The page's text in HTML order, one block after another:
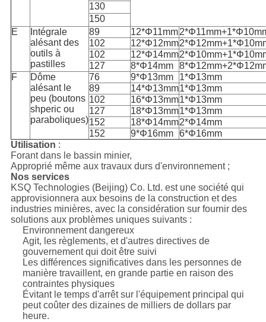
130
150
E
Intégrale
alésant des
outils à
pastilles
89 12*Φ11mm
102
12*Φ12mm
102
12*Φ14mm
127
8*Φ14mm
F
Dôme
alésant le
peu (boutons
shperic ou
paraboliques)
76 9*Φ13mm
1*Φ13mm
89
14*Φ13mm1*Φ13mm
102
16*Φ13mm1*Φ13mm
127
18*Φ13mm1*Φ13mm
152
18*Φ14mm2*Φ14mm
152
9*Φ16mm 6*Φ16mm
Utilisation :
Forant dans le bassin minier,
Approprié même aux travaux durs d'environnement ;
Nos services
KSQ Technologies (Beijing) Co. Ltd. est une société qui
approvisionnera aux besoins de la construction et des
industries minières, avec la considération sur fournir des
solutions aux problèmes uniques suivants :
Environnement dangereux
Agit, les règlements, et d'autres directives de
gouvernement qui doit être suivi
Les différences significatives dans les personnes de
manière travaillent, en grande partie en raison des
contraintes physiques
Évitant le temps d'arrêt sur l'équipement principal qui
peut coûter des dizaines de milliers de dollars par
heure.